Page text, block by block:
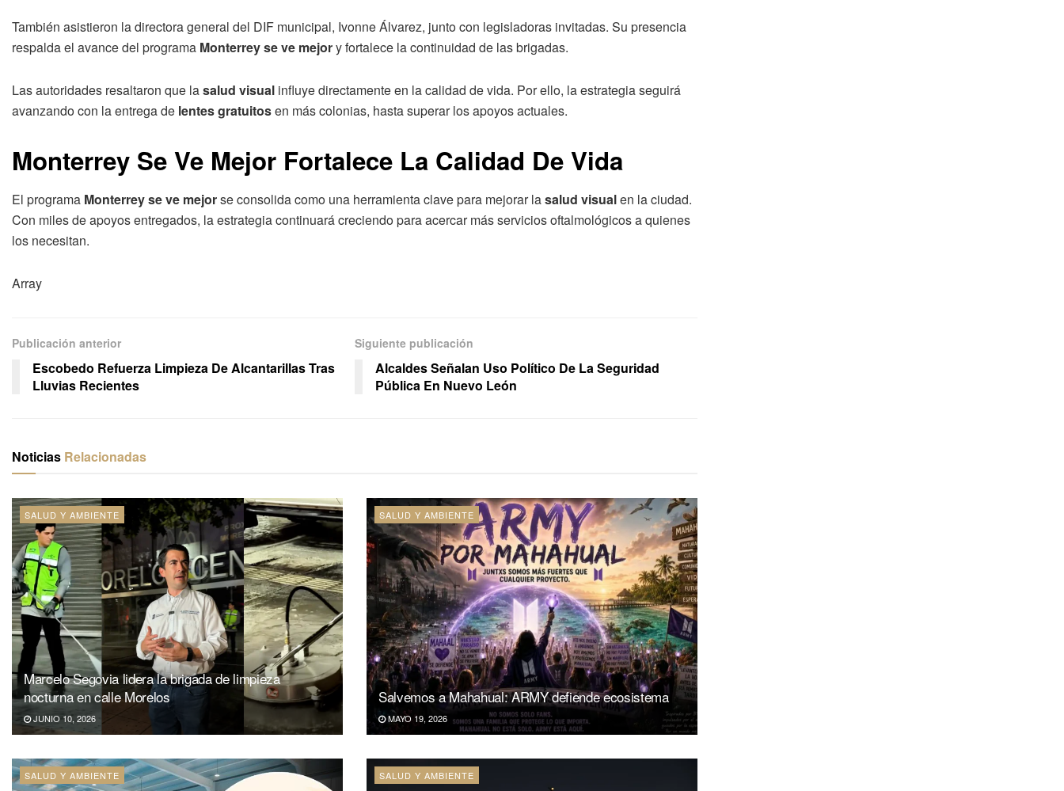
También asistieron la directora general del DIF municipal, Ivonne Álvarez, junto con legisladoras invitadas. Su presencia
respalda el avance del programa Monterrey se ve mejory fortalece la continuidad de las brigadas.
Las autoridades resaltaron que lasalud visual influye directamente en la calidad de vida. Por ello, la estrategia seguirá
avanzando con la entrega de lentes gratuitosen más colonias, hasta superar los apoyos actuales.
Monterrey Se Ve Mejor Fortalece La Calidad De Vida
El programa Monterrey se ve mejorse consolida como una herramienta clave para mejorar lasalud visualen la ciudad.
Con miles de apoyos entregados, la estrategia continuará creciendo para acercar más servicios oftalmológicos a quienes
los necesitan.
Array
Publicación anterior
Escobedo Refuerza Limpieza De Alcantarillas Tras
Lluvias Recientes
Siguiente publicación
Alcaldes Señalan Uso Político De La Seguridad
Pública En Nuevo León
Noticias Relacionadas
SALUD Y AMBIENTE
Marcelo Segovia lidera la brigada de limpieza
nocturna en calle Morelos
JUNIO 10, 2026
SALUD Y AMBIENTE
Salvemos a Mahahual: ARMY defiende ecosistema
MAYO 19, 2026
SALUD Y AMBIENTE SALUD Y AMBIENTE